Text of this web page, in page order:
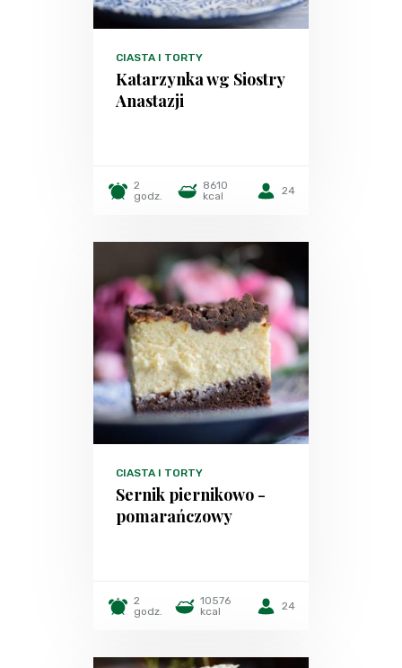
CIASTA I TORTY
Katarzynka wg Siostry
Anastazji
2
godz.
8610
kcal
24
CIASTA I TORTY
Sernik piernikowo -
pomarańczowy
2
godz.
10576
kcal
24